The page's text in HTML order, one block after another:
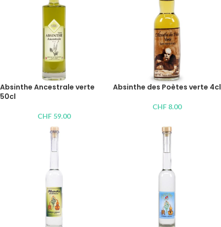
Absinthe Ancestrale verte
50cl
CHF 59.00
Absinthe des Poètes verte 4cl
CHF 8.00